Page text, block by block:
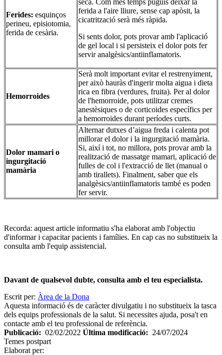
Ferides: esquinços
perineu, episiotomia,
ferida de cesària.
ferida a l'aire lliure, sense cap apòsit, la
cicatrització serà més ràpida.
Si sents dolor, pots provar amb l'aplicació
de gel local i si persisteix el dolor pots fer
servir analgèsics/antiinflamatoris.
Hemorroides
Serà molt important evitar el restrenyiment,
per això hauràs d'ingerir molta aigua i dieta
rica en fibra (verdures, fruita). Per al dolor
de l'hemorroide, pots utilitzar cremes
anestèsiques o de corticoides específics per
a hemorroides durant períodes curts.
Dolor mamari o
ingurgitació
mamària
Alternar dutxes d’aigua freda i calenta pot
millorar el dolor i la ingurgitació mamària.
Si, així i tot, no millora, pots provar amb la
realització de massatge mamari, aplicació de
fulles de col i l'extracció de llet (manual o
amb tirallets). Finalment, saber que els
analgèsics/antiinflamatoris també es poden
fer servir.
Recorda: aquest article informatiu s'ha elaborat amb l'objectiu
d'informar i capacitar pacients i famílies. En cap cas no substitueix la
consulta amb l'equip assistencial.
Davant de qualsevol dubte, consulta amb el teu especialista.
Escrit per: Àrea de la Dona
Aquesta informació és de caràcter divulgatiu i no substitueix la tasca
dels equips professionals de la salut. Si necessites ajuda, posa't en
contacte amb el teu professional de referència.
Publicació: 02/02/2022 Última modificació: 24/07/2024
Temes postpart
Elaborat per: